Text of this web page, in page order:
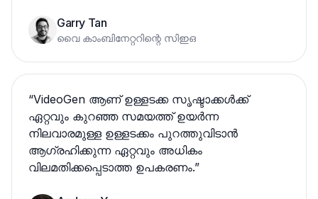
Garry Tan
വൈ കാംബിനേറ്ററിന്റെ സിഇഒ
“VideoGen ആണ് ഉള്ളടക്ക സൃഷ്ടാക്കൾക്ക്
ഏറ്റവും കുറഞ്ഞ സമയത്ത് ഉയർന്ന
നിലവാരമുള്ള ഉള്ളടക്കം പുറത്തുവിടാൻ
ആഗ്രഹിക്കുന്ന ഏറ്റവും അധികം
വിലമതിക്കപ്പെടാത്ത ഉപകരണം.”